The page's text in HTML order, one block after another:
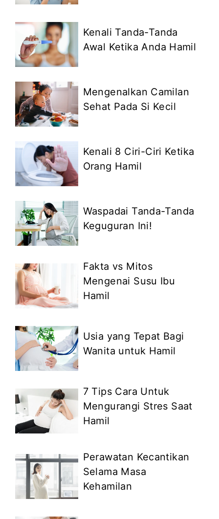
Kenali Tanda-Tanda
Awal Ketika Anda Hamil
Mengenalkan Camilan
Sehat Pada Si Kecil
Kenali 8 Ciri-Ciri Ketika
Orang Hamil
Waspadai Tanda-Tanda
Keguguran Ini!
Fakta vs Mitos
Mengenai Susu Ibu
Hamil
Usia yang Tepat Bagi
Wanita untuk Hamil
7 Tips Cara Untuk
Mengurangi Stres Saat
Hamil
Perawatan Kecantikan
Selama Masa
Kehamilan